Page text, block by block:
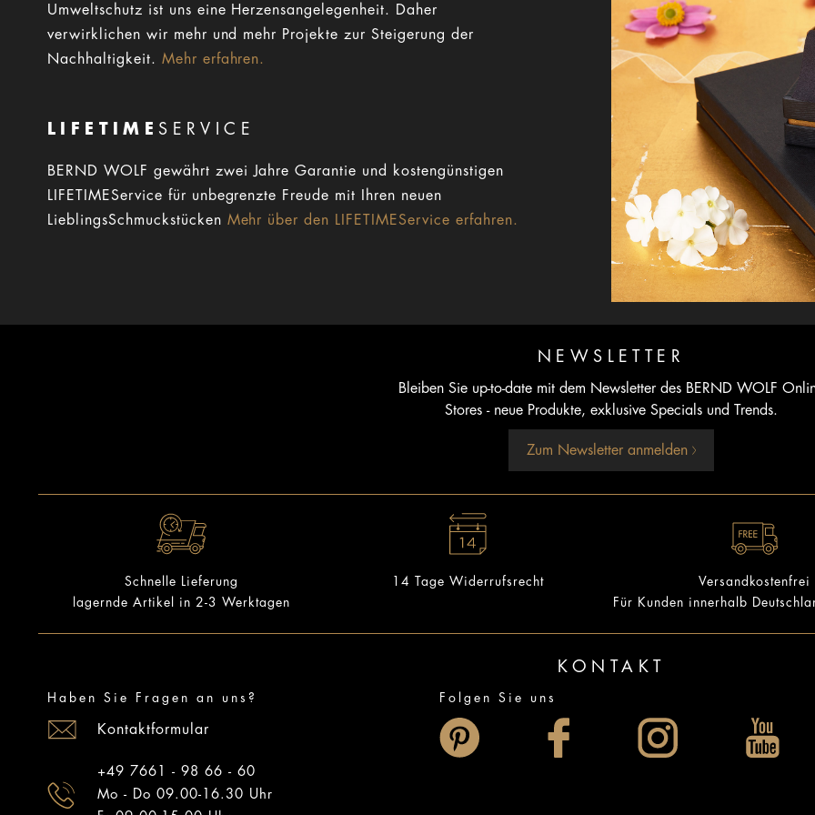
Umweltschutz ist uns eine Herzensangelegenheit. Daher
verwirklichen wir mehr und mehr Projekte zur Steigerung der
Nachhaltigkeit. Mehr erfahren.
LIFETIME SERVICE
BERND WOLF gewährt zwei Jahre Garantie und kostengünstigen
LIFETIMEService für unbegrenzte Freude mit Ihren neuen
LieblingsSchmuckstücken Mehr über den LIFETIMEService erfahren.
NEWSLETTER
Bleiben Sie up-to-date mit dem Newsletter des BERND WOLF
Stores - neue Produkte, exklusive Specials und Trends.
Zum Newsletter anmelden
Schnelle Lieferung
lagernde Artikel in 2-3 Werktagen
14 Tage Widerrufsrecht
Versandkostenfrei
Für Kunden innerhalb
KONTAKT
Haben Sie Fragen an uns?
Kontaktformular
+49 7661 - 98 66 - 60
Mo - Do 09.00-16.30 Uhr
Folgen Sie uns